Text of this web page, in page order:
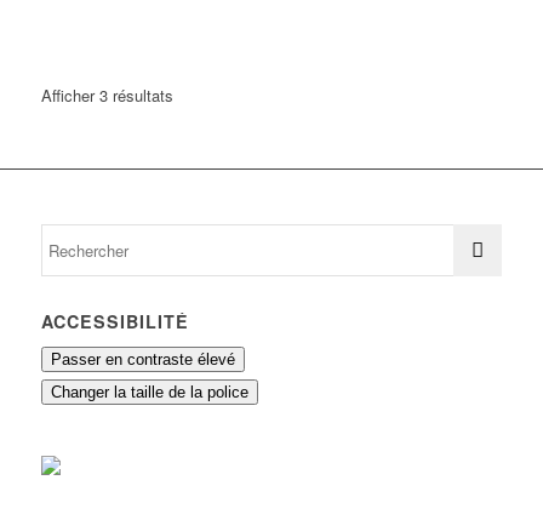
Afficher 3 résultats
ACCESSIBILITÉ
Passer en contraste élevé
Changer la taille de la police